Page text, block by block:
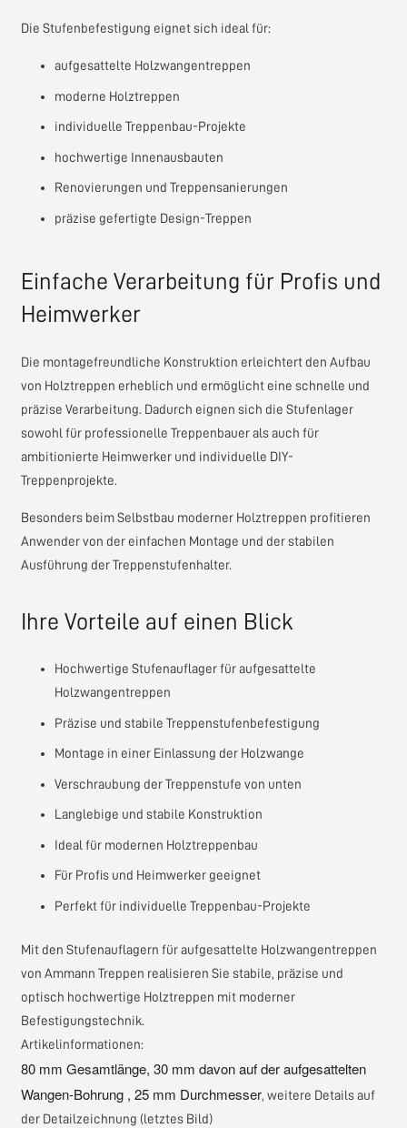
Die Stufenbefestigung eignet sich ideal für:
aufgesattelte Holzwangentreppen
moderne Holztreppen
individuelle Treppenbau-Projekte
hochwertige Innenausbauten
Renovierungen und Treppensanierungen
präzise gefertigte Design-Treppen
Einfache Verarbeitung für Profis und
Heimwerker
Die montagefreundliche Konstruktion erleichtert den Aufbau
von Holztreppen erheblich und ermöglicht eine schnelle und
präzise Verarbeitung. Dadurch eignen sich die Stufenlager
sowohl für professionelle Treppenbauer als auch für
ambitionierte Heimwerker und individuelle DIY-
Treppenprojekte.
Besonders beim Selbstbau moderner Holztreppen profitieren
Anwender von der einfachen Montage und der stabilen
Ausführung der Treppenstufenhalter.
Ihre Vorteile auf einen Blick
Hochwertige Stufenauflager für aufgesattelte
Holzwangentreppen
Präzise und stabile Treppenstufenbefestigung
Montage in einer Einlassung der Holzwange
Verschraubung der Treppenstufe von unten
Langlebige und stabile Konstruktion
Ideal für modernen Holztreppenbau
Für Profis und Heimwerker geeignet
Perfekt für individuelle Treppenbau-Projekte
Mit den Stufenauflagern für aufgesattelte Holzwangentreppen
von Ammann Treppen realisieren Sie stabile, präzise und
optisch hochwertige Holztreppen mit moderner
Befestigungstechnik.
Artikelinformationen:
80 mm Gesamtlänge, 30 mm davon auf der aufgesattelten
Wangen-Bohrung , 25 mm Durchmesser, weitere Details auf
der Detailzeichnung (letztes Bild)